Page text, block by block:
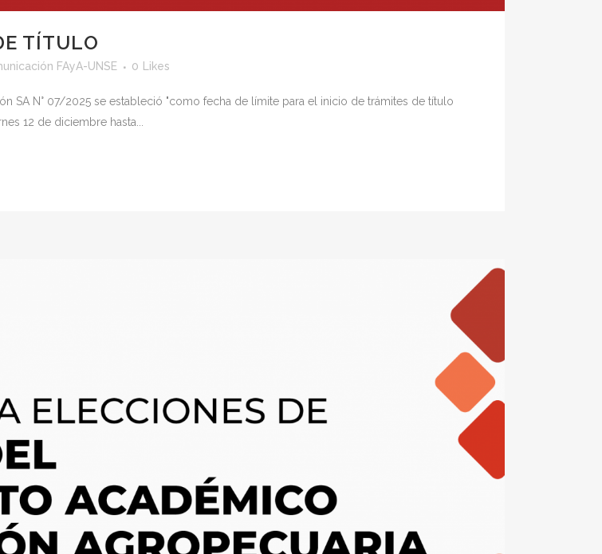
TÍTULO
FAyA-UNSE 0 Likes
SA N° 07/2025 se estableció "como fecha de límite para el inicio de trámites de título
12 de diciembre hasta...